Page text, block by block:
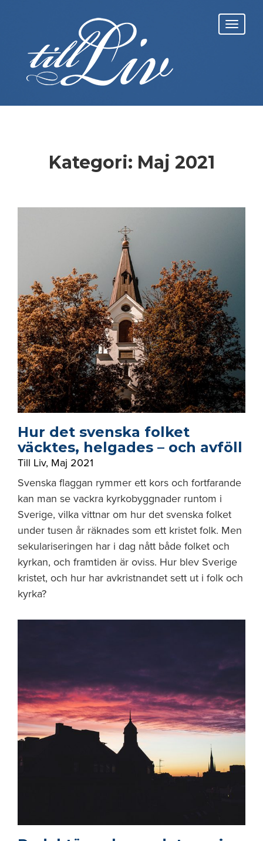
Kategori: Maj 2021
Hur det svenska folket
väcktes, helgades – och avföll
Till Liv, Maj 2021
Svenska flaggan rymmer ett kors och fortfarande
kan man se vackra kyrkobyggnader runtom i
Sverige, vilka vittnar om hur det svenska folket
under tusen år räknades som ett kristet folk. Men
sekulariseringen har i dag nått både folket och
kyrkan, och framtiden är oviss. Hur blev Sverige
kristet, och hur har avkristnandet sett ut i folk och
kyrka?